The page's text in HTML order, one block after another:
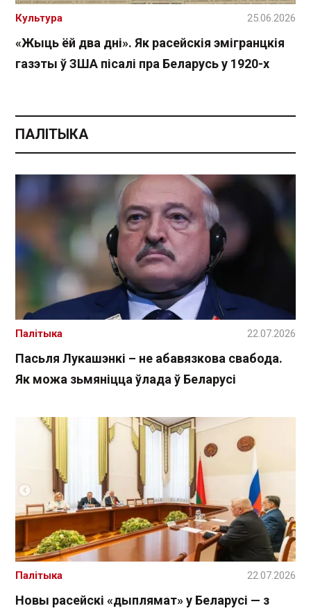
«Жыць ёй два дні». Як расейскія эмігранцкія
газэты ў ЗША пісалі пра Беларусь у 1920-х
Культура 25.06.2026
ПАЛІТЫКА
Пасьля Лукашэнкі – не абавязкова свабода.
Як можа зьмяніцца ўлада ў Беларусі
Палітыка 22.07.2026
Новы расейскі «дыплямат» у Беларусі — з
Палітыка 22.07.2026